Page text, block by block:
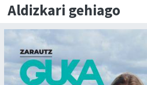
Aldizkari gehiago